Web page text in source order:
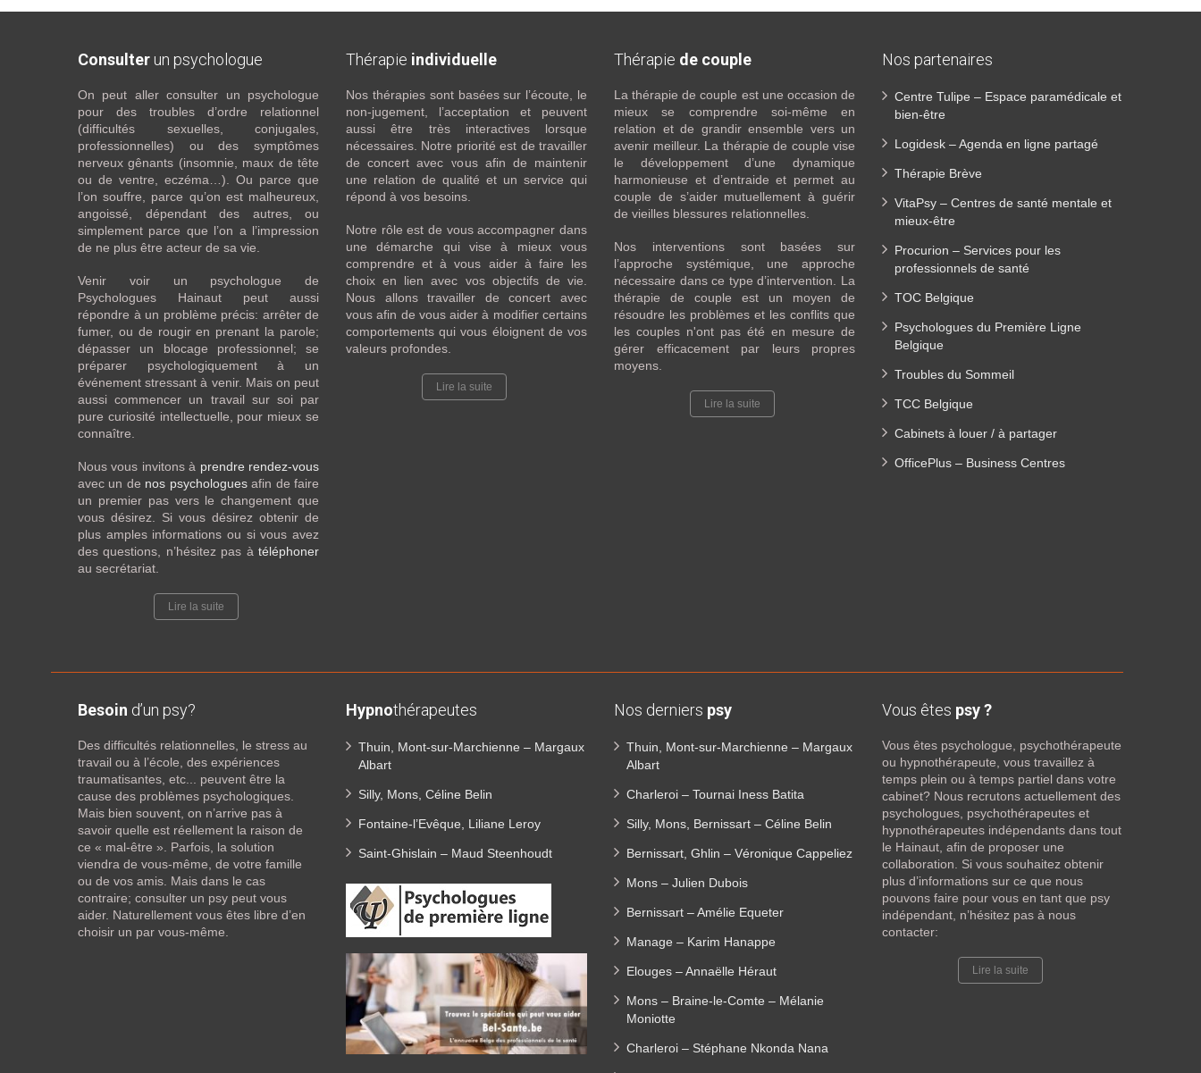
Consulter un psychologue
On peut aller consulter un psychologue
pour des troubles d’ordre relationnel
(difficultés sexuelles, conjugales,
professionnelles) ou des symptômes
nerveux gênants (insomnie, maux de tête
ou de ventre, eczéma…). Ou parce que
l’on souffre, parce qu’on est malheureux,
angoissé, dépendant des autres, ou
simplement parce que l’on a l’impression
de ne plus être acteur de sa vie.
Venir voir un psychologue de
Psychologues Hainaut peut aussi
répondre à un problème précis: arrêter de
fumer, ou de rougir en prenant la parole;
dépasser un blocage professionnel; se
préparer psychologiquement à un
événement stressant à venir. Mais on peut
aussi commencer un travail sur soi par
pure curiosité intellectuelle, pour mieux se
connaître.
Nous vous invitons à prendre rendez-vous
avec un de nos psychologuesafin de faire
un premier pas vers le changement que
vous désirez. Si vous désirez obtenir de
plus amples informations ou si vous avez
des questions, n’hésitez pas à téléphoner
au secrétariat.
Lire la suite
Thérapie individuelle
Nos thérapies sont basées sur l’écoute, le
non-jugement, l’acceptation et peuvent
aussi être très interactives lorsque
nécessaires. Notre priorité est de travailler
de concert avec vous afin de maintenir
une relation de qualité et un service qui
répond à vos besoins.
Notre rôle est de vous accompagner dans
une démarche qui vise à mieux vous
comprendre et à vous aider à faire les
choix en lien avec vos objectifs de vie.
Nous allons travailler de concert avec
vous afin de vous aider à modifier certains
comportements qui vous éloignent de vos
valeurs profondes.
Lire la suite
Thérapie de couple
La thérapie de couple est une occasion de
mieux se comprendre soi-même en
relation et de grandir ensemble vers un
avenir meilleur. La thérapie de couple vise
le développement d’une dynamique
harmonieuse et d’entraide et permet au
couple de s’aider mutuellement à guérir
de vieilles blessures relationnelles.
Nos interventions sont basées sur
l’approche systémique, une approche
nécessaire dans ce type d’intervention. La
thérapie de couple est un moyen de
résoudre les problèmes et les conflits que
les couples n'ont pas été en mesure de
gérer efficacement par leurs propres
moyens.
Lire la suite
Nos partenaires
Centre Tulipe – Espace paramédicale et
bien-être
Logidesk – Agenda en ligne partagé
Thérapie Brève
VitaPsy – Centres de santé mentale et
mieux-être
Procurion – Services pour les
professionnels de santé
TOC Belgique
Psychologues du Première Ligne
Belgique
Troubles du Sommeil
TCC Belgique
Cabinets à louer / à partager
OfficePlus – Business Centres
Besoin d’un psy?
Des difficultés relationnelles, le stress au
travail ou à l’école, des expériences
traumatisantes, etc... peuvent être la
cause des problèmes psychologiques.
Mais bien souvent, on n’arrive pas à
savoir quelle est réellement la raison de
ce « mal-être ». Parfois, la solution
viendra de vous-même, de votre famille
ou de vos amis. Mais dans le cas
contraire; consulter un psy peut vous
aider. Naturellement vous êtes libre d’en
choisir un par vous-même.
Hypnothérapeutes
Thuin, Mont-sur-Marchienne – Margaux
Albart
Silly, Mons, Céline Belin
Fontaine-l’Evêque, Liliane Leroy
Saint-Ghislain – Maud Steenhoudt
Nos derniers psy
Thuin, Mont-sur-Marchienne – Margaux
Albart
Charleroi – Tournai Iness Batita
Silly, Mons, Bernissart – Céline Belin
Bernissart, Ghlin – Véronique Cappeliez
Mons – Julien Dubois
Bernissart – Amélie Equeter
Manage – Karim Hanappe
Elouges – Annaëlle Héraut
Mons – Braine-le-Comte – Mélanie
Moniotte
Charleroi – Stéphane Nkonda Nana
Vous êtes psy ?
Vous êtes psychologue, psychothérapeute
ou hypnothérapeute, vous travaillez à
temps plein ou à temps partiel dans votre
cabinet? Nous recrutons actuellement des
psychologues, psychothérapeutes et
hypnothérapeutes indépendants dans tout
le Hainaut, afin de proposer une
collaboration. Si vous souhaitez obtenir
plus d’informations sur ce que nous
pouvons faire pour vous en tant que psy
indépendant, n’hésitez pas à nous
contacter:
Lire la suite